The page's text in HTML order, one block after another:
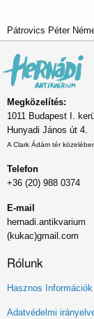
Pátrovics Péter
Megközelítés:
1011 Budapest I.
Hunyadi János út 4.
A Clark Ádám tér
Telefon
+36 (20) 988 0374
E-mail
hernadi.antikvarium
(kukac)gmail.com
Rólunk
Lábléc
menü
Hasznos Információk
Adatvédelmi